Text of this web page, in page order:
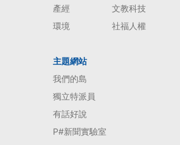
產經
文教科技
環境
社福人權
主題網站
我們的島
獨立特派員
有話好說
P#新聞實驗室